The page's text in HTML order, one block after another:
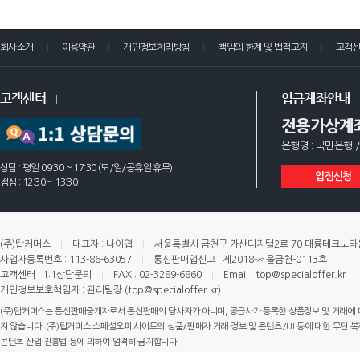
회사소개 이용약관 개인정보처리방침 책임의 한계 및 법적고지 고객
고객센터
상담 : 평일 09:30 ~ 17:30 (토/일/공휴일 휴무)
점심 : 12:30 ~ 13:30
입금계좌안내
전용가상계
은행명 : 국민은행
입점신청
(주)탑커머스 대표자 : 나이엽
서울특별시 금천구 가산디지털2로 70 대륭테크노
사업자등록번호 : 113-86-63057
통신판매업신고 : 제2018-서울금천-0113호
고객센터 : 1:1상담문의
FAX : 02-3289-6860
Email : top@specialoffer.kr
개인정보보호책임자 : 관리팀장 (top@specialoffer.kr)
(주)탑커머스는 통신판매중개자로서 통신판매의 당사자가 아니며, 공급사가 등록한 상품정보 및 거래
지 않습니다. (주)탑커머스 스페셜오퍼 사이트의 상품/판매자 거래 정보 및 콘텐츠/UI 등에 대한 무단
콘텐츠 산업 진흥법 등에 의하여 엄격히 금지합니다.